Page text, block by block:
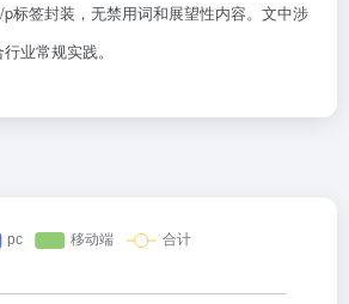
标签封装，无禁用词和展望性内容。文中涉
业常规实践。